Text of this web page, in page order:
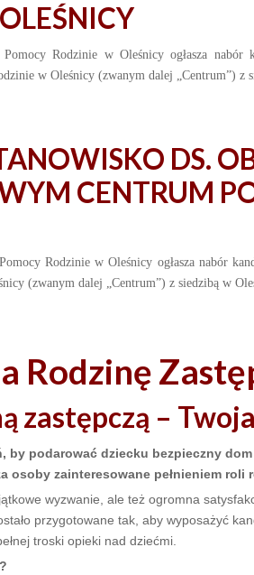
Rodzinie w Oleśnicy ogłasza
w Oleśnicy (zwanym dalej „Centrum”) z
DS.
CENTRUM
Rodzinie w Oleśnicy ogłasza nabór
(zwanym dalej „Centrum”) z siedzibą w
Rodzinę
zastępczą –
by podarować dziecku bezpieczny
osoby zainteresowane pełnieniem roli
wyzwanie, ale też ogromna
przygotowane tak, aby wyposażyć
troski opieki nad dziećmi.